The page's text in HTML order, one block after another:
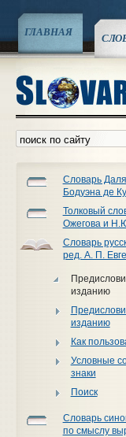
ГЛАВНАЯ
Словарь
Бодуэна де
Толковый
Ожегова и
Словарь
ред. А. П.
изданию
изданию
Как
Условные
знаки
Поиск
Словарь
по смыслу